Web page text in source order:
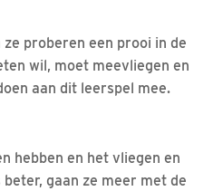
proberen een prooi in de
wil, moet meevliegen en
aan dit leerspel mee.
hebben en het vliegen en
gaan ze meer met de